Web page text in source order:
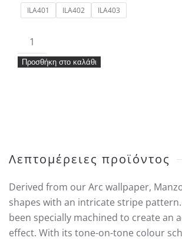
ILA401 ILA402 ILA403
Ταπετσαρία
Khroma
Aquila
Προσθήκη στο καλάθι
Λεπτομέρειες προϊόντος
Derived from our Arc wallpaper,
shapes with an intricate stripe pattern.
been specially machined to create an
effect. With its tone-on-tone colour